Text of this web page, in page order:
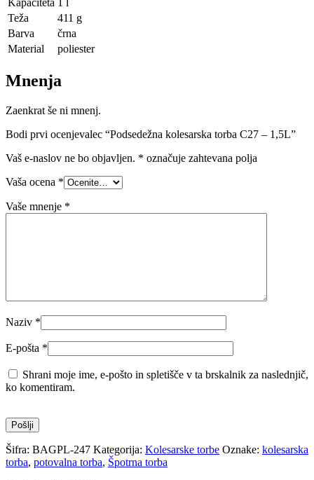
Teža
411 g
Barva
črna
Material
poliester
Mnenja
Zaenkrat še ni mnenj.
Bodi prvi ocenjevalec “Podsedežna kolesarska torba C27 – 1,5L”
Vaš e-naslov ne bo objavljen. * označuje zahtevana polja
Vaša ocena *
Vaše mnenje *
Naziv *
E-pošta *
Shrani moje ime, e-pošto in spletišče v ta brskalnik za naslednjič,
ko komentiram.
Šifra: BAGPL-247 Kategorija: Kolesarske torbe Oznake: kolesarska
torba, potovalna torba, Špotrna torba